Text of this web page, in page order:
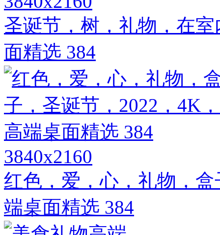
圣诞节，树，礼物，在
面精选 384
3840x2160
红色，爱，心，礼物，
端桌面精选 384